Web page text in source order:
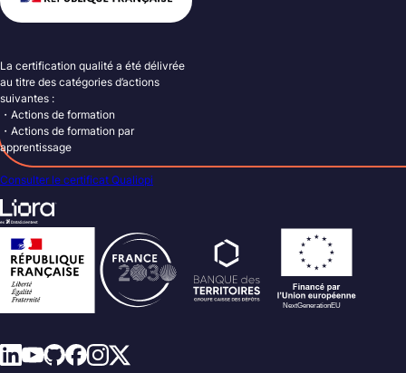
La certification qualité a été délivrée
au titre des catégories d’actions
suivantes :
・Actions de formation
・Actions de formation par
apprentissage
Consulter le certificat Qualiopi